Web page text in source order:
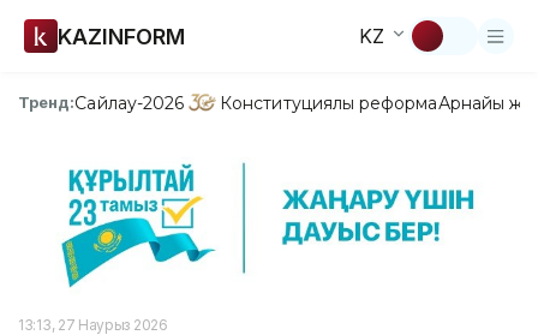
KAZINFORM KZ
Тренд:Сайлау-2026 Конституциялық реформаАрнайы
13:13, 27 Наурыз 2026